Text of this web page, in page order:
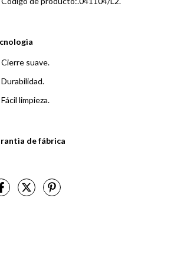
Cierre suave.
Durabilidad.
Fácil limpieza.
de fábrica